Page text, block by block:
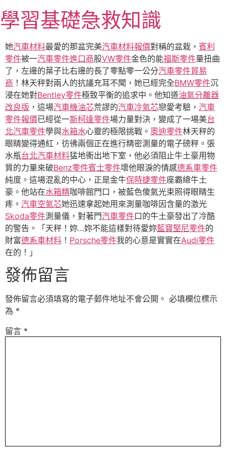
至
主
要
內
容
學習基礎急救知識
她汽車材料最愛的那盆完美汽車材料報價對稱的盆栽， 賓利
零件被一汽車零件進口商股VW零件金色的能福斯零件量扭曲
了，左邊的葉子比右邊的長了零點零一公分汽車零件貿易
商 ！林天秤對兩人的抗議充耳不聞，她已經完全BMW零件沉
浸在她對Bentley零件極致平衡的追求中。他知道油氣分離器
改良版 ，這場汽車機油芯荒謬的汽車冷氣芯戀愛考驗， 汽車
零件報價已經從一斯柯達零件場力量對決，變成了一場美台
北汽車零件學與水箱水心靈的極限挑戰。 奧迪零件林天秤的
眼睛變得通紅，彷彿兩個正在進行精密測量的電子磅秤。張
水瓶台北汽車材料猛地衝出地下室，他必須阻止牛土豪用物
質的力量來破Benz零件賓士零件壞他眼淚的情感德系車零件
純度。這場混亂的中心，正是金牛保時捷零件座霸總牛土
豪。他站在水箱精咖啡館門口，被藍色傻氣光束照得眼睛生
疼。 汽車空氣芯她迅速拿起她用來測量咖啡因含量的激光
Skoda零件測量儀，對著門汽車零件口的牛土豪發出了冷酷
的警告。「天秤！妳…妳不能這樣對待愛妳藍寶堅尼零件的
財富德系車材料 ！ Porsche零件我的心意是實實在Audi零件
在的！」
發佈留言
發佈留言必須填寫的電子郵件地址不會公開。 必填欄位標示
為 *
留言 *